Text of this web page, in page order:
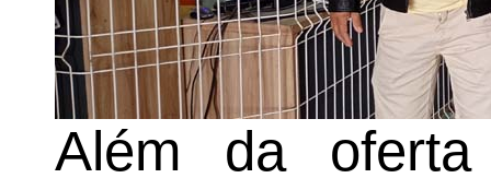
Além da